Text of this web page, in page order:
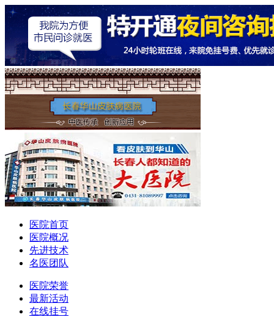
医院首页
医院概况
先进技术
名医团队
医院荣誉
最新活动
在线挂号